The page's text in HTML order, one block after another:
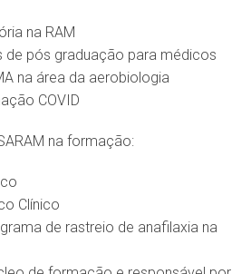
na RAM
de pós graduação para médicos
na área da aerobiologia
COVID
na formação:
Clínico
de rastreio de anafilaxia na